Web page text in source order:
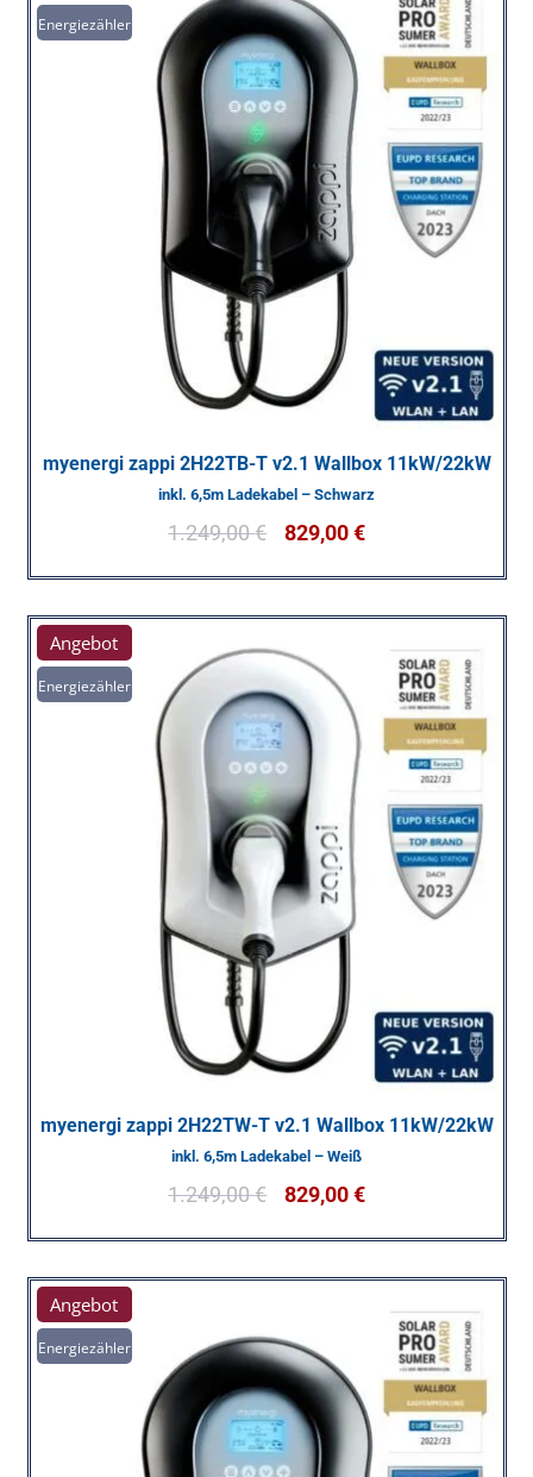
Energiezähler
myenergi zappi 2H22TB-T v2.1 Wallbox 11kW/22kW
inkl. 6,5m Ladekabel – Schwarz
1.249,00€ 829,00€
Angebot
Energiezähler
myenergi zappi 2H22TW-T v2.1 Wallbox 11kW/22kW
inkl. 6,5m Ladekabel – Weiß
1.249,00€ 829,00€
Angebot
Energiezähler